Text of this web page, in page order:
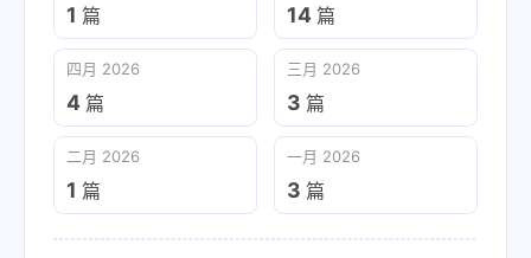
1 篇 14 篇
四月 2026
4 篇
三月 2026
3 篇
二月 2026
1 篇
一月 2026
3 篇